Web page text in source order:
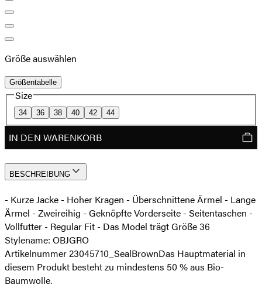
Größe auswählen
Größentabelle
Size
34 36 38 40 42 44
IN DEN WARENKORB
BESCHREIBUNG
- Kurze Jacke - Hoher Kragen - Überschnittene Ärmel - Lange
Ärmel - Zweireihig - Geknöpfte Vorderseite - Seitentaschen -
Vollfutter - Regular Fit - Das Model trägt Größe 36
Stylename: OBJGRO
Artikelnummer 23045710_SealBrownDas Hauptmaterial in
diesem Produkt besteht zu mindestens 50 % aus Bio-
Baumwolle.